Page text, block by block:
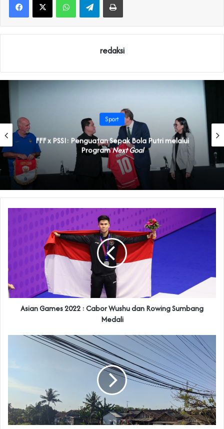
redaksi
Sport
FFF x PSSI: Penguatan Sepak Bola Putri melalui
ProgramNext Goal
Asian Games 2022 : Cabor Wushu dan Rowing Sumbang
Medali